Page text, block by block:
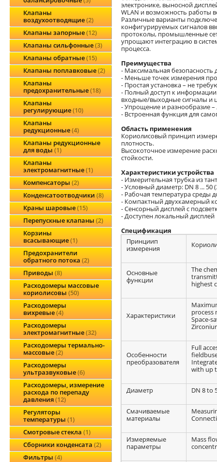
Клапаны
воздухоотводящие 2
Клапаны запорные 12
Клапаны сильфонные 3
Клапаны обратные 15
Клапаны поплавковые 2
Клапаны
предохранительные 18
Клапаны
регулирующие 10
Клапаны
редукционные 4
Клапаны редукционные
для воды 1
Клапаны
электромагнитные 1
Компенсаторы 2
Конденсатоотводчики 8
Краны шаровые 15
Перепускные клапаны 2
Корзины
всасывающие 1
Предохранители
обратного потока 2
Приводы 8
Расходомеры массовые
кориолисовы 50
Расходомеры
вихревые 4
Расходомеры
электромагнитные 32
Расходомеры термально-
массовые 2
Расходомеры
ультразвуковые 6
Расходомеры, измерение
расхода по перепаду
давления 12
Регуляторы
температуры 1
Смотровые стекла 1
Сборники конденсата 2
Фильтры 4
электронике, выносной
WLAN и возможность работы
Различные варианты
конфигурируемых сигналов
протоколы, промышленные
упрощают интеграцию в
процесса.
Преимущества
- Максимальная безопасность
- Меньше точек измерения
- Простая установка – не
- Полный доступ к
входные/выходные сигналы и
- Упрощение и разнообразие
- Встроенная функция для
Область применения
Кориолисовый принцип
плотность.
Высокоточное измерение
стойкости.
Характеристики устройства
- Измерительная трубка из
- Условный диаметр: DN 8 ... 50
- Рабочая температура среды
- Компактный двухкамерный
- Сенсорный дисплей с
- Доступен локальный дисплей
Спецификация
Принциип
измерения
Основные
функции
The
highest
Характеристики
process
Space-
Особенности
преобразователя
Full
with up
Диаметр DN 8 to
Смачиваемые
материалы
Измеряемые
параметры
Mass